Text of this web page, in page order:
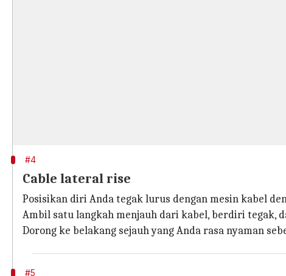
#4
Cable lateral rise
Posisikan diri Anda tegak lurus dengan mesin kabel
Ambil satu langkah menjauh dari kabel, berdiri tegak,
Dorong ke belakang sejauh yang Anda rasa nyaman
#5